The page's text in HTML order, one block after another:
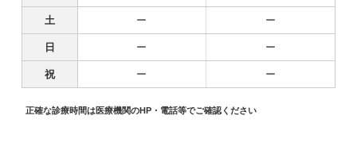
土 ー ー
日 ー ー
祝 ー ー
正確な診療時間は医療機関のHP・電話等でご確認ください